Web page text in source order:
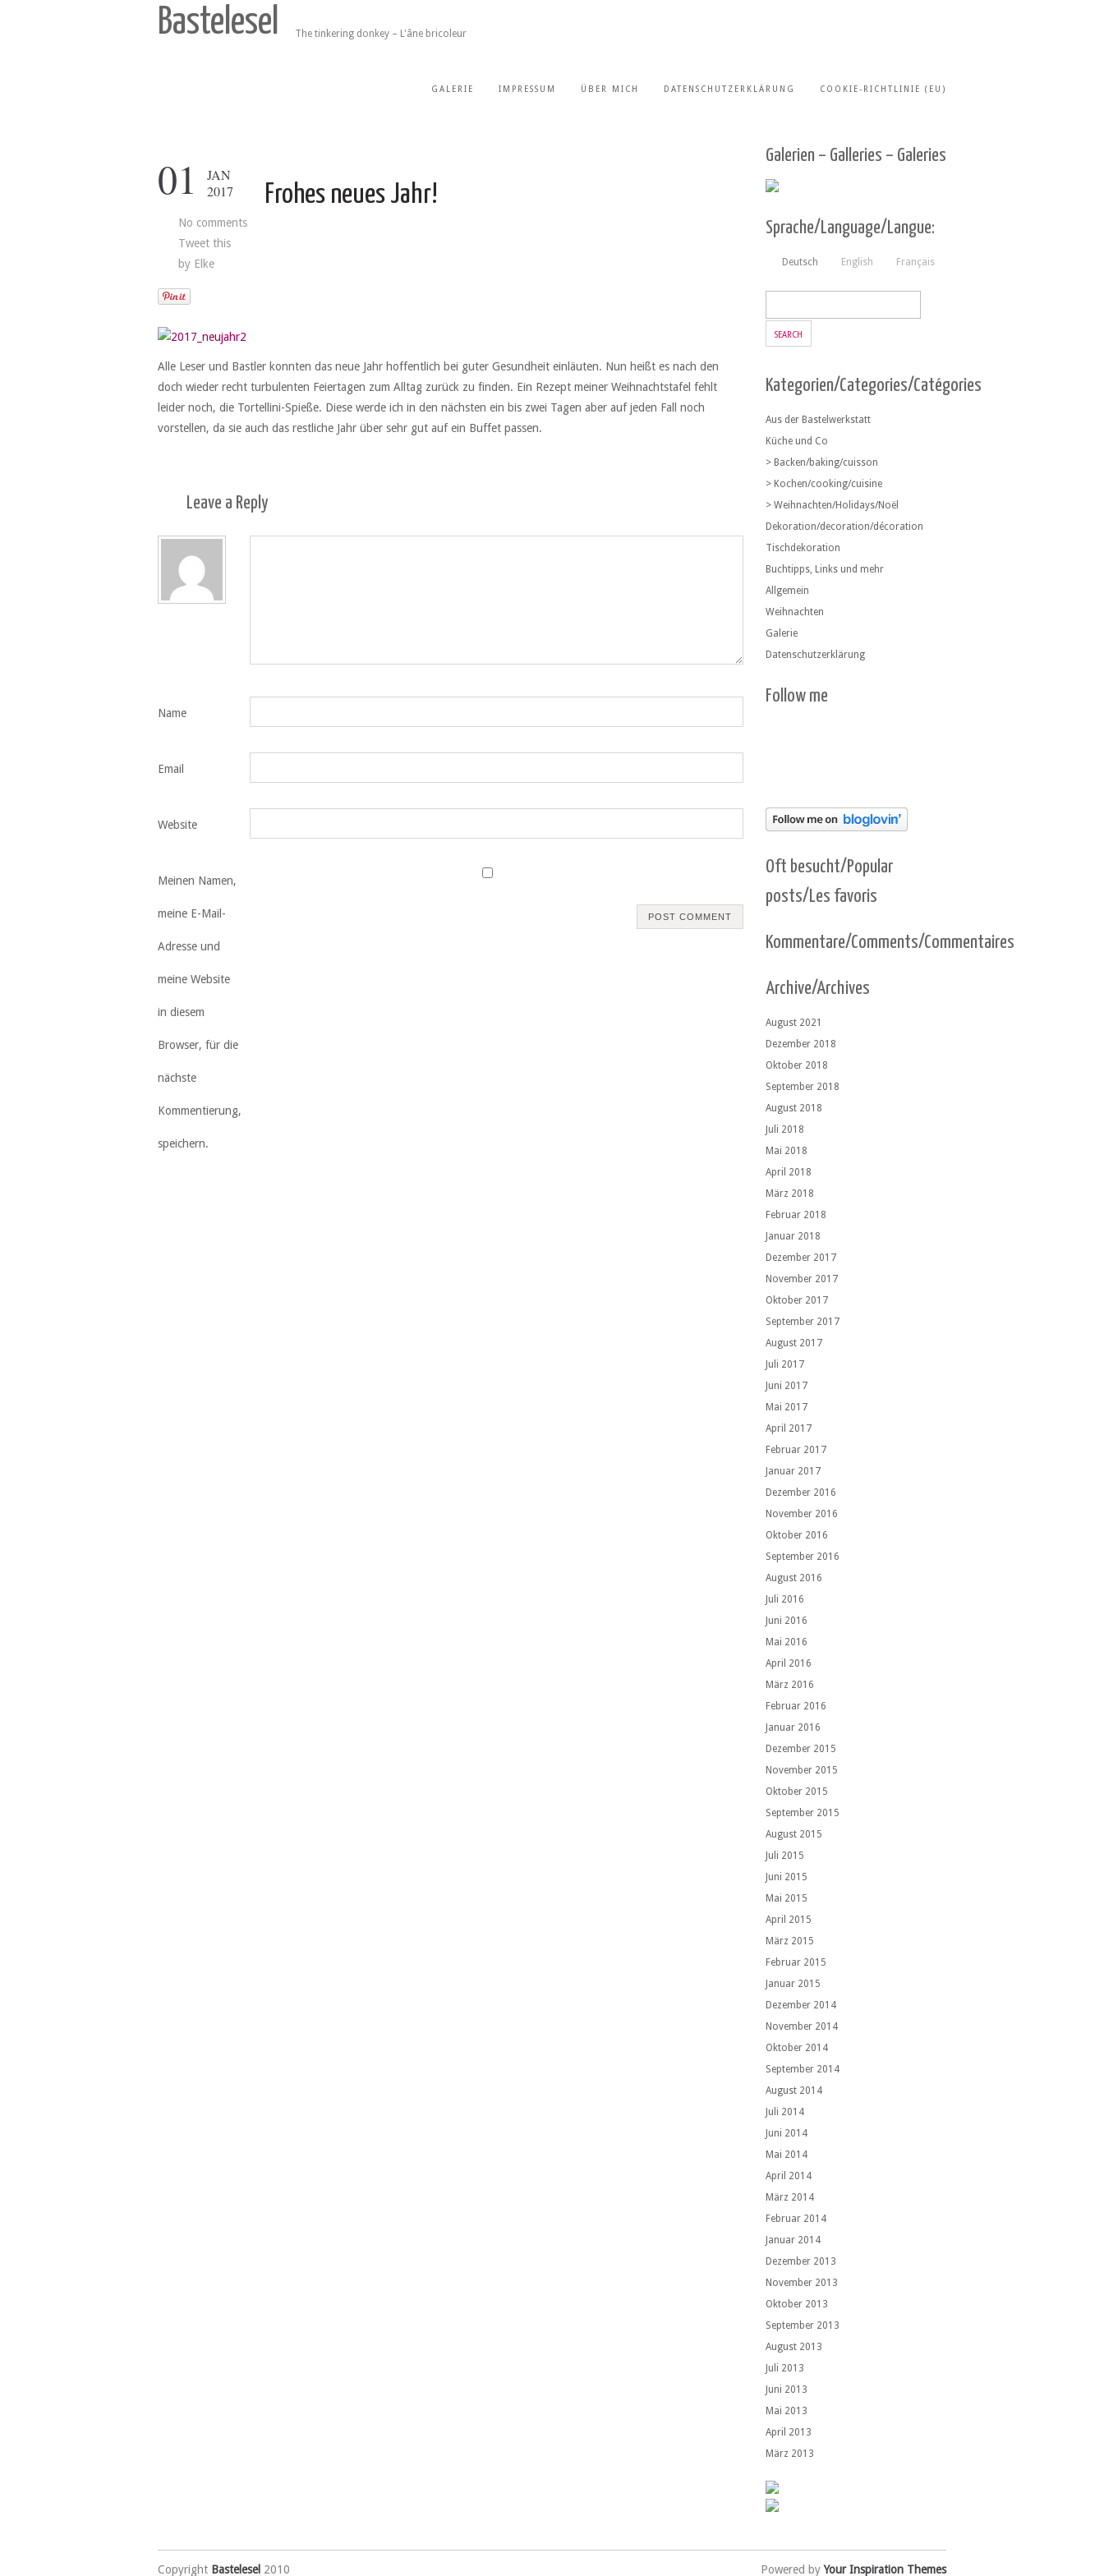
Bastelesel The tinkering donkey – L'âne bricoleur
GALERIE IMPRESSUM ÜBER MICH DATENSCHUTZERKLÄRUNG COOKIE-RICHTLINIE (EU)
01
JAN
2017
No comments
Tweet this
by Elke
Frohes neues Jahr!
Alle Leser und Bastler konnten das neue Jahr hoffentlich bei guter Gesundheit einläuten. Nun heißt es nach den
doch wieder recht turbulenten Feiertagen zum Alltag zurück zu finden. Ein Rezept meiner Weihnachtstafel fehlt
leider noch, die Tortellini-Spieße. Diese werde ich in den nächsten ein bis zwei Tagen aber auf jeden Fall noch
vorstellen, da sie auch das restliche Jahr über sehr gut auf ein Buffet passen.
Leave a Reply
Name
Email
Website
Meinen Namen,
meine E-Mail-
Adresse und
meine Website
in diesem
Browser, für die
nächste
Kommentierung,
speichern.
Galerien – Galleries – Galeries
Sprache/Language/Langue:
Deutsch English Français
Kategorien/Categories/Catégories
Aus der Bastelwerkstatt
Küche und Co
> Backen/baking/cuisson
> Kochen/cooking/cuisine
> Weihnachten/Holidays/Noël
Dekoration/decoration/décoration
Tischdekoration
Buchtipps, Links und mehr
Allgemein
Weihnachten
Galerie
Datenschutzerklärung
Follow me
Oft besucht/Popular
posts/Les favoris
Kommentare/Comments/Commentaires
Archive/Archives
August 2021
Dezember 2018
Oktober 2018
September 2018
August 2018
Juli 2018
Mai 2018
April 2018
März 2018
Februar 2018
Januar 2018
Dezember 2017
November 2017
Oktober 2017
September 2017
August 2017
Juli 2017
Juni 2017
Mai 2017
April 2017
Februar 2017
Januar 2017
Dezember 2016
November 2016
Oktober 2016
September 2016
August 2016
Juli 2016
Juni 2016
Mai 2016
April 2016
März 2016
Februar 2016
Januar 2016
Dezember 2015
November 2015
Oktober 2015
September 2015
August 2015
Juli 2015
Juni 2015
Mai 2015
April 2015
März 2015
Februar 2015
Januar 2015
Dezember 2014
November 2014
Oktober 2014
September 2014
August 2014
Juli 2014
Juni 2014
Mai 2014
April 2014
März 2014
Februar 2014
Januar 2014
Dezember 2013
November 2013
Oktober 2013
September 2013
August 2013
Juli 2013
Juni 2013
Mai 2013
April 2013
März 2013
Copyright Bastelesel 2010 Powered byYour Inspiration Themes